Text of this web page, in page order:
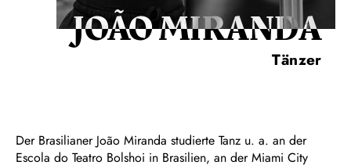
JOÃO MIRANDA
Tänzer
Der Brasilianer João Miranda studierte Tanz u. a. an der
Escola do Teatro Bolshoi in Brasilien, an der Miami City